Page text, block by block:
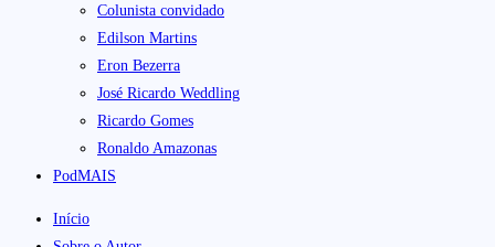
Colunista convidado
Edilson Martins
Eron Bezerra
José Ricardo Weddling
Ricardo Gomes
Ronaldo Amazonas
PodMAIS
Início